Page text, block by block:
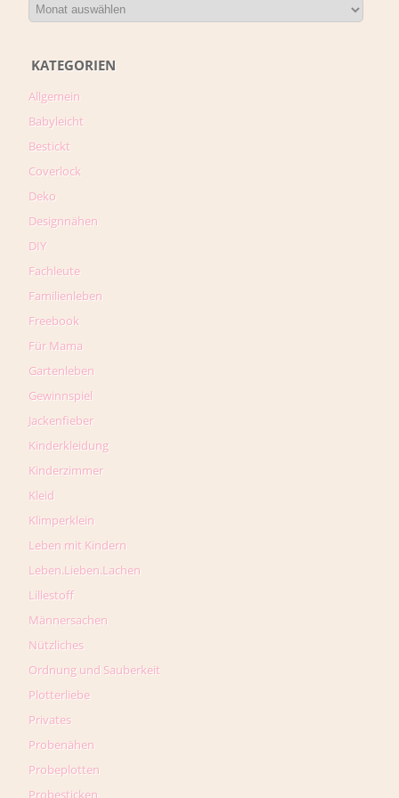
KATEGORIEN
Allgemein
Babyleicht
Bestickt
Coverlock
Deko
Designnähen
DIY
Fachleute
Familienleben
Freebook
Für Mama
Gartenleben
Gewinnspiel
Jackenfieber
Kinderkleidung
Kinderzimmer
Kleid
Klimperklein
Leben mit Kindern
Leben.Lieben.Lachen
Lillestoff
Männersachen
Nützliches
Ordnung und Sauberkeit
Plotterliebe
Privates
Probenähen
Probeplotten
Probesticken